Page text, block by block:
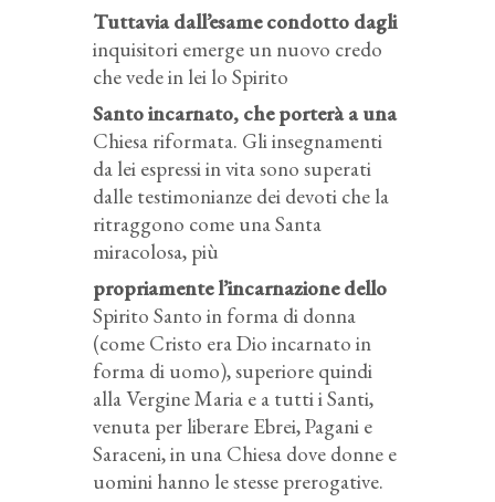
Tuttavia dall’esame condotto dagli
inquisitori emerge un nuovo credo
che vede in lei lo Spirito
Santo incarnato, che porterà a una
Chiesa riformata. Gli insegnamenti
da lei espressi in vita sono superati
dalle testimonianze dei devoti che la
ritraggono come una Santa
miracolosa, più
propriamente l’incarnazione dello
Spirito Santo in forma di donna
(come Cristo era Dio incarnato in
forma di uomo), superiore quindi
alla Vergine Maria e a tutti i Santi,
venuta per liberare Ebrei, Pagani e
Saraceni, in una Chiesa dove donne e
uomini hanno le stesse prerogative.